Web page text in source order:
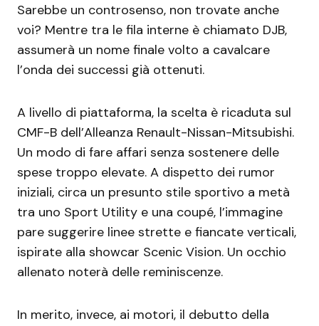
Sarebbe un controsenso, non trovate anche
voi? Mentre tra le fila interne è chiamato DJB,
assumerà un nome finale volto a cavalcare
l’onda dei successi già ottenuti.
A livello di piattaforma, la scelta è ricaduta sul
CMF-B dell’Alleanza Renault-Nissan-Mitsubishi.
Un modo di fare affari senza sostenere delle
spese troppo elevate. A dispetto dei rumor
iniziali, circa un presunto stile sportivo a metà
tra uno Sport Utility e una coupé, l’immagine
pare suggerire linee strette e fiancate verticali,
ispirate alla showcar Scenic Vision. Un occhio
allenato noterà delle reminiscenze.
In merito, invece, ai motori, il debutto della